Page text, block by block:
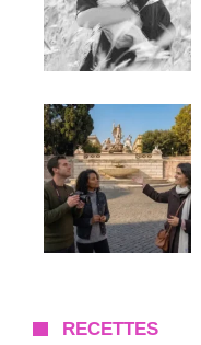
RECETTES